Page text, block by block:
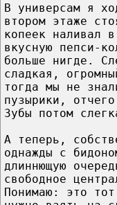
В универсам я
втором этаже
копеек наливал
вкусную пепси-
больше нигде.
сладкая,
тогда мы не
пузырики,
Зубы потом
А теперь,
однажды с
длиннющую
свободное
Понимаю: это